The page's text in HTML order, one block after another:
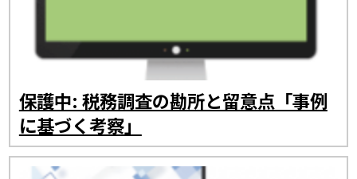
保護中: 税務調査の勘所と留意点「事例
に基づく考察」